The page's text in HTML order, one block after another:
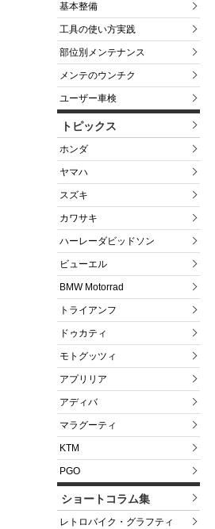
基本整備
工具の使い方実践
部位別メンテナンス
メンテのウンチク
ユーザー車検
トピックス
ホンダ
ヤマハ
スズキ
カワサキ
ハーレーダビッドソン
ビューエル
BMW Motorrad
トライアンフ
ドゥカティ
モトグッツィ
アプリリア
アディバ
マラグーティ
KTM
PGO
ショートコラム集
レトロバイク・グラフティ